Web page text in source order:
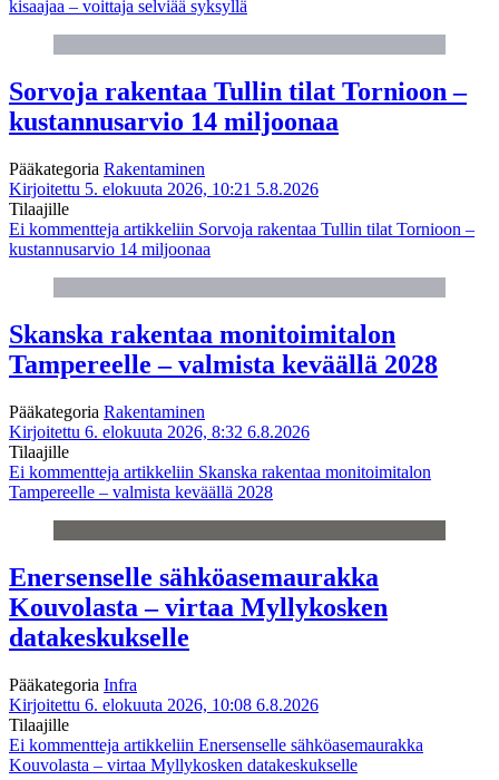
kisaajaa – voittaja selviää syksyllä
Sorvoja rakentaa Tullin tilat Tornioon –
kustannusarvio 14 miljoonaa
Pääkategoria Rakentaminen
Kirjoitettu 5. elokuuta 2026, 10:21 5.8.2026
Tilaajille
Ei kommentteja artikkeliin Sorvoja rakentaa Tullin tilat Tornioon –
kustannusarvio 14 miljoonaa
Skanska rakentaa monitoimitalon
Tampereelle – valmista keväällä 2028
Pääkategoria Rakentaminen
Kirjoitettu 6. elokuuta 2026, 8:32 6.8.2026
Tilaajille
Ei kommentteja artikkeliin Skanska rakentaa monitoimitalon
Tampereelle – valmista keväällä 2028
Enersenselle sähköasemaurakka
Kouvolasta – virtaa Myllykosken
datakeskukselle
Pääkategoria Infra
Kirjoitettu 6. elokuuta 2026, 10:08 6.8.2026
Tilaajille
Ei kommentteja artikkeliin Enersenselle sähköasemaurakka
Kouvolasta – virtaa Myllykosken datakeskukselle